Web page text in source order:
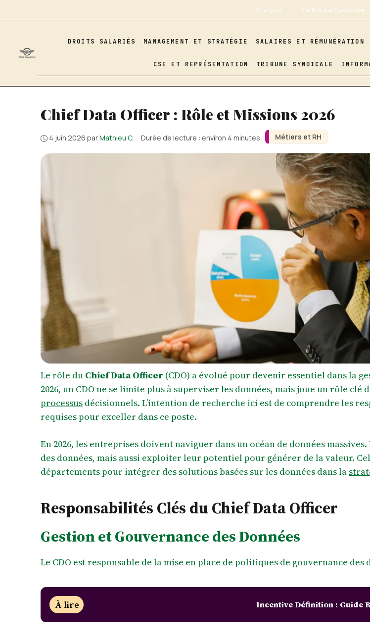
au
À propos La Tribune Syndicale
DROITS SALARIÉS MANAGEMENT ET STRATÉGIE SALAIRES ET RÉMUNÉRATION
CSE ET REPRÉSENTATION TRIBUNE SYNDICALE
Métiers et RH
Chief Data Officer : Rôle et Missions 2026
4 juin 2026 parMathieu C. · Durée de lecture : environ 4 minutes
Le rôle du Chief Data Officer (CDO) a évolué pour devenir essentiel dans la
2026, un CDO ne se limite plus à superviser les données, mais joue un rôle
processus décisionnels. L’intention de recherche ici est de comprendre les
requises pour exceller dans ce poste.
En 2026, les entreprises doivent naviguer dans un océan de données
des données, mais aussi exploiter leur potentiel pour générer de la valeur.
départements pour intégrer des solutions basées sur les données dans la
Responsabilités Clés du Chief Data Officer
Gestion et Gouvernance des Données
Le CDO est responsable de la mise en place de politiques de gouvernance des
À lire Incentive Définition : Guide